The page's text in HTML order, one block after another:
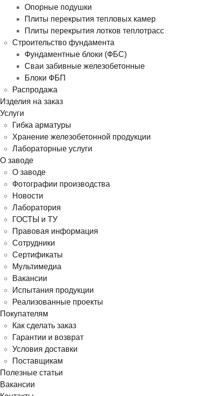
Опорные подушки
Плиты перекрытия тепловых камер
Плиты перекрытия лотков теплотрасс
Строительство фундамента
Фундаментные блоки (ФБС)
Сваи забивные железобетонные
Блоки ФБП
Распродажа
Изделия на заказ
Услуги
Гибка арматуры
Хранение железобетонной продукции
Лабораторные услуги
О заводе
О заводе
Фотографии производства
Новости
Лаборатория
ГОСТЫ и ТУ
Правовая информация
Сотрудники
Сертификаты
Мультимедиа
Вакансии
Испытания продукции
Реализованные проекты
Покупателям
Как сделать заказ
Гарантии и возврат
Условия доставки
Поставщикам
Полезные статьи
Вакансии